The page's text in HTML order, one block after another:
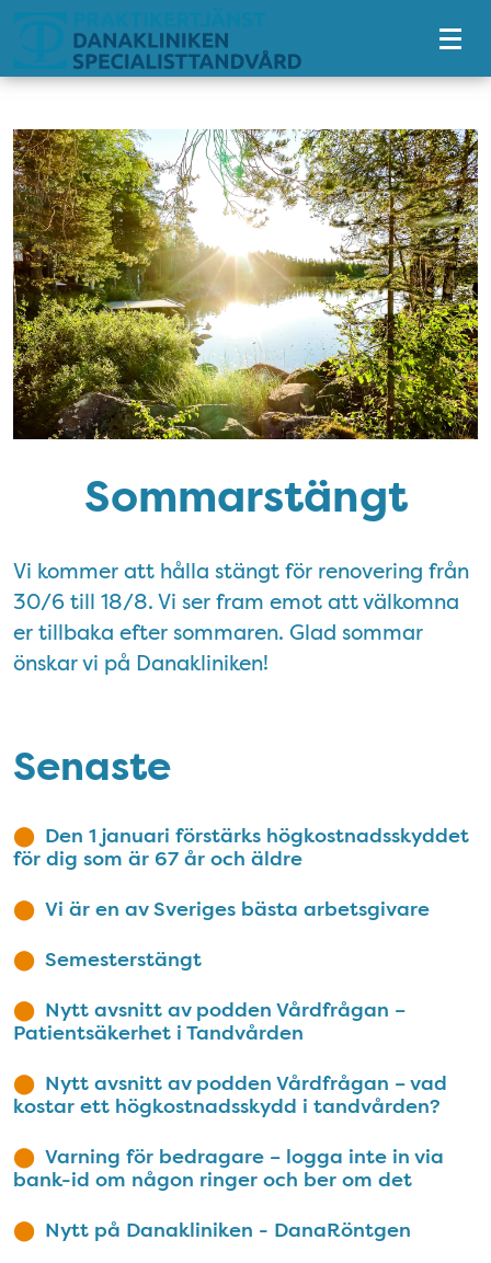
Sommarstängt
Vi kommer att hålla stängt för renovering från
30/6 till 18/8. Vi ser fram emot att välkomna
er tillbaka efter sommaren. Glad sommar
önskar vi på Danakliniken!
Senaste
Den 1 januari förstärks högkostnadsskyddet
för dig som är 67 år och äldre
Vi är en av Sveriges bästa arbetsgivare
Semesterstängt
Nytt avsnitt av podden Vårdfrågan –
Patientsäkerhet i Tandvården
Nytt avsnitt av podden Vårdfrågan – vad
kostar ett högkostnadsskydd i tandvården?
Varning för bedragare – logga inte in via
bank-id om någon ringer och ber om det
Nytt på Danakliniken - DanaRöntgen